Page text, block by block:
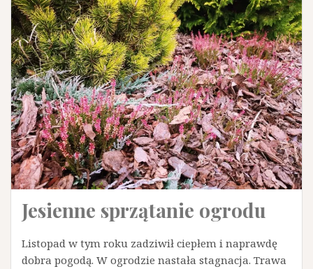
Jesienne sprzątanie ogrodu
Listopad w tym roku zadziwił ciepłem i naprawdę
dobra pogodą. W ogrodzie nastała stagnacja. Trawa